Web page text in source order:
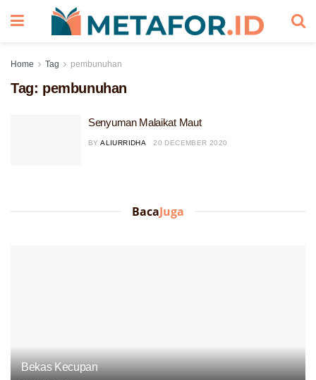
Home Tag pembunuhan
Tag: pembunuhan
Senyuman Malaikat Maut
BY ALIURRIDHA 20 DECEMBER 2020
BacaJuga
Bekas Kecupan